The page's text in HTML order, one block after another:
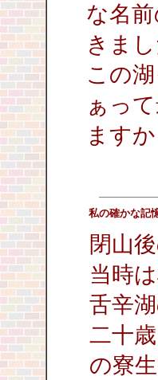
な名
きま
この
ぁっ
ますか
私の確かな記
閉山
当時
舌辛
二十
の寮